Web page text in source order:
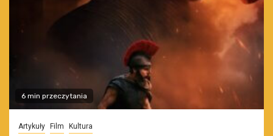
6 min przeczytania
Artykuły Film Kultura